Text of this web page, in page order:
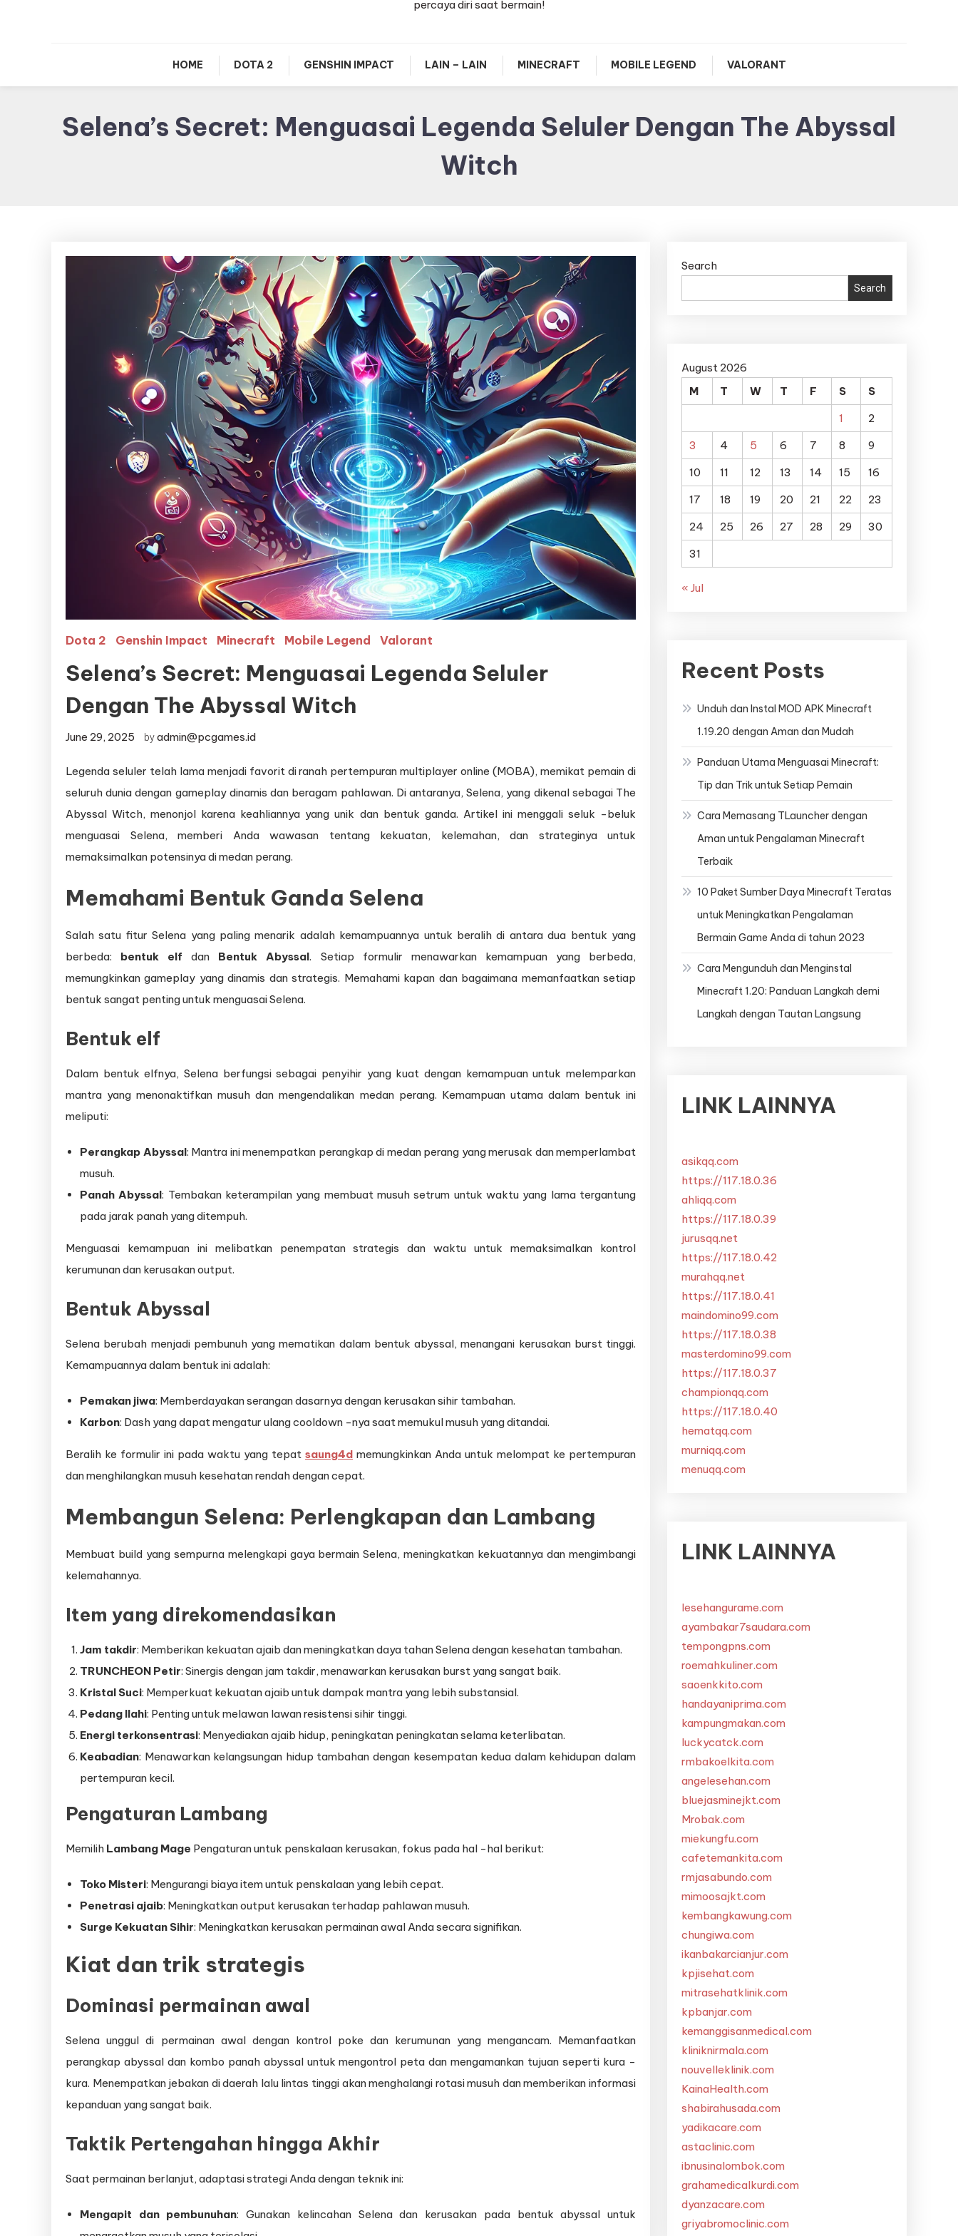
percaya diri saat bermain!
HOME DOTA 2 GENSHIN IMPACT LAIN – LAIN MINECRAFT MOBILE LEGEND VALORANT
Selena’s Secret: Menguasai Legenda Seluler Dengan The Abyssal
Witch
Dota 2 Genshin Impact Minecraft Mobile Legend Valorant
Selena’s Secret: Menguasai Legenda Seluler
Dengan The Abyssal Witch
June 29, 2025 byadmin@pcgames.id
Legenda seluler telah lama menjadi favorit di ranah pertempuran multiplayer online (MOBA), memikat pemain di
seluruh dunia dengan gameplay dinamis dan beragam pahlawan. Di antaranya, Selena, yang dikenal sebagai The
Abyssal Witch, menonjol karena keahliannya yang unik dan bentuk ganda. Artikel ini menggali seluk -beluk
menguasai Selena, memberi Anda wawasan tentang kekuatan, kelemahan, dan strateginya untuk
memaksimalkan potensinya di medan perang.
Memahami Bentuk Ganda Selena
Salah satu fitur Selena yang paling menarik adalah kemampuannya untuk beralih di antara dua bentuk yang
berbeda: bentuk elf dan Bentuk Abyssal. Setiap formulir menawarkan kemampuan yang berbeda,
memungkinkan gameplay yang dinamis dan strategis. Memahami kapan dan bagaimana memanfaatkan setiap
bentuk sangat penting untuk menguasai Selena.
Bentuk elf
Dalam bentuk elfnya, Selena berfungsi sebagai penyihir yang kuat dengan kemampuan untuk melemparkan
mantra yang menonaktifkan musuh dan mengendalikan medan perang. Kemampuan utama dalam bentuk ini
meliputi:
Perangkap Abyssal: Mantra ini menempatkan perangkap di medan perang yang merusak dan memperlambat
musuh.
Panah Abyssal: Tembakan keterampilan yang membuat musuh setrum untuk waktu yang lama tergantung
pada jarak panah yang ditempuh.
Menguasai kemampuan ini melibatkan penempatan strategis dan waktu untuk memaksimalkan kontrol
kerumunan dan kerusakan output.
Bentuk Abyssal
Selena berubah menjadi pembunuh yang mematikan dalam bentuk abyssal, menangani kerusakan burst tinggi.
Kemampuannya dalam bentuk ini adalah:
Pemakan jiwa: Memberdayakan serangan dasarnya dengan kerusakan sihir tambahan.
Karbon: Dash yang dapat mengatur ulang cooldown -nya saat memukul musuh yang ditandai.
Beralih ke formulir ini pada waktu yang tepat saung4d memungkinkan Anda untuk melompat ke pertempuran
dan menghilangkan musuh kesehatan rendah dengan cepat.
Membangun Selena: Perlengkapan dan Lambang
Membuat build yang sempurna melengkapi gaya bermain Selena, meningkatkan kekuatannya dan mengimbangi
kelemahannya.
Item yang direkomendasikan
Jam takdir: Memberikan kekuatan ajaib dan meningkatkan daya tahan Selena dengan kesehatan tambahan.
TRUNCHEON Petir: Sinergis dengan jam takdir, menawarkan kerusakan burst yang sangat baik.
Kristal Suci: Memperkuat kekuatan ajaib untuk dampak mantra yang lebih substansial.
Pedang Ilahi: Penting untuk melawan lawan resistensi sihir tinggi.
Energi terkonsentrasi: Menyediakan ajaib hidup, peningkatan peningkatan selama keterlibatan.
Keabadian: Menawarkan kelangsungan hidup tambahan dengan kesempatan kedua dalam kehidupan dalam
pertempuran kecil.
Pengaturan Lambang
Memilih Lambang Mage Pengaturan untuk penskalaan kerusakan, fokus pada hal -hal berikut:
Toko Misteri: Mengurangi biaya item untuk penskalaan yang lebih cepat.
Penetrasi ajaib: Meningkatkan output kerusakan terhadap pahlawan musuh.
Surge Kekuatan Sihir: Meningkatkan kerusakan permainan awal Anda secara signifikan.
Kiat dan trik strategis
Dominasi permainan awal
Selena unggul di permainan awal dengan kontrol poke dan kerumunan yang mengancam. Memanfaatkan
perangkap abyssal dan kombo panah abyssal untuk mengontrol peta dan mengamankan tujuan seperti kura -
kura. Menempatkan jebakan di daerah lalu lintas tinggi akan menghalangi rotasi musuh dan memberikan informasi
kepanduan yang sangat baik.
Taktik Pertengahan hingga Akhir
Saat permainan berlanjut, adaptasi strategi Anda dengan teknik ini:
Mengapit dan pembunuhan: Gunakan kelincahan Selena dan kerusakan pada bentuk abyssal untuk
Search
Search
August 2026
M
T W T F S
S
1
2
3
4 5 6 7 8
9
10
11 12 13 14 15
16
17
18 19 20 21 22
23
24
25 26 27 28 29
30
31
« Jul
Recent Posts
Unduh dan Instal MOD APK Minecraft
1.19.20 dengan Aman dan Mudah
Panduan Utama Menguasai Minecraft:
Tip dan Trik untuk Setiap Pemain
Cara Memasang TLauncher dengan
Aman untuk Pengalaman Minecraft
Terbaik
10 Paket Sumber Daya Minecraft Teratas
untuk Meningkatkan Pengalaman
Bermain Game Anda di tahun 2023
Cara Mengunduh dan Menginstal
Minecraft 1.20: Panduan Langkah demi
Langkah dengan Tautan Langsung
LINK LAINNYA
asikqq.com
https://117.18.0.36
ahliqq.com
https://117.18.0.39
jurusqq.net
https://117.18.0.42
murahqq.net
https://117.18.0.41
maindomino99.com
https://117.18.0.38
masterdomino99.com
https://117.18.0.37
championqq.com
https://117.18.0.40
hematqq.com
murniqq.com
menuqq.com
LINK LAINNYA
lesehangurame.com
ayambakar7saudara.com
tempongpns.com
roemahkuliner.com
saoenkkito.com
handayaniprima.com
kampungmakan.com
luckycatck.com
rmbakoelkita.com
angelesehan.com
bluejasminejkt.com
Mrobak.com
miekungfu.com
cafetemankita.com
rmjasabundo.com
mimoosajkt.com
kembangkawung.com
chungiwa.com
ikanbakarcianjur.com
kpjisehat.com
mitrasehatklinik.com
kpbanjar.com
kemanggisanmedical.com
kliniknirmala.com
nouvelleklinik.com
KainaHealth.com
shabirahusada.com
yadikacare.com
astaclinic.com
ibnusinalombok.com
grahamedicalkurdi.com
dyanzacare.com
griyabromoclinic.com